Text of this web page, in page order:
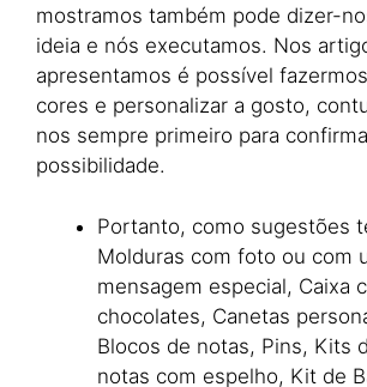
mostramos também pode dizer-
ideia e nós executamos. Nos
apresentamos é possível
cores e personalizar a gosto,
nos sempre primeiro para
possibilidade.
Portanto, como sugestões
Molduras com foto ou com
mensagem especial, Caixa
chocolates, Canetas
Blocos de notas, Pins, Kits
notas com espelho, Kit de